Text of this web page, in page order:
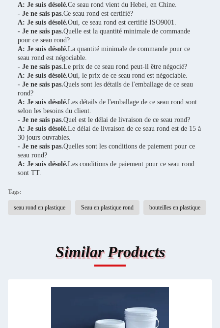
A: Je suis désolé.Ce seau rond vient du Hebei, en Chine.
- Je ne sais pas.Ce seau rond est certifié?
A: Je suis désolé.Oui, ce seau rond est certifié ISO9001.
- Je ne sais pas.Quelle est la quantité minimale de commande
pour ce seau rond?
A: Je suis désolé.La quantité minimale de commande pour ce
seau rond est négociable.
- Je ne sais pas.Le prix de ce seau rond peut-il être négocié?
A: Je suis désolé.Oui, le prix de ce seau rond est négociable.
- Je ne sais pas.Quels sont les détails de l'emballage de ce seau
rond?
A: Je suis désolé.Les détails de l'emballage de ce seau rond sont
selon les besoins du client.
- Je ne sais pas.Quel est le délai de livraison de ce seau rond?
A: Je suis désolé.Le délai de livraison de ce seau rond est de 15 à
30 jours ouvrables.
- Je ne sais pas.Quelles sont les conditions de paiement pour ce
seau rond?
A: Je suis désolé.Les conditions de paiement pour ce seau rond
sont TT.
Tags:
seau rond en plastique Seau en plastique rond bouteilles en plastique
Similar Products